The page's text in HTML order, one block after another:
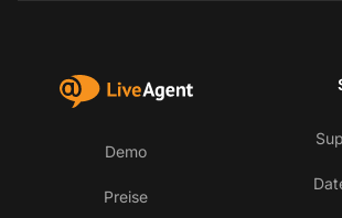
Demo
Preise